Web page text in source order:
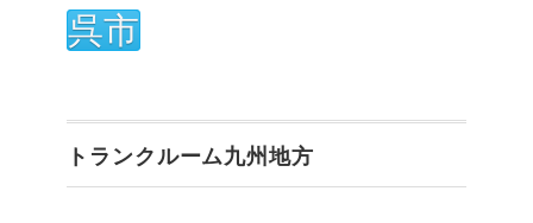
呉市
トランクルーム九州地方